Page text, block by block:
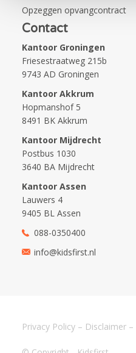
Opzeggen opvangcontract
Contact
Kantoor Groningen
Friesestraatweg 215b
9743 AD Groningen
Kantoor Akkrum
Hopmanshof 5
8491 BK Akkrum
Kantoor Mijdrecht
Postbus 1030
3640 BA Mijdrecht
Kantoor Assen
Lauwers 4
9405 BL Assen
088-0350400
info@kidsfirst.nl
Privacy Policy – Disclaimer –